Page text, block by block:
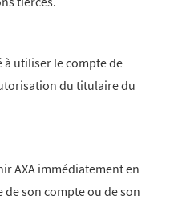
à utiliser le compte de
du titulaire du
AXA immédiatement en
son compte ou de son